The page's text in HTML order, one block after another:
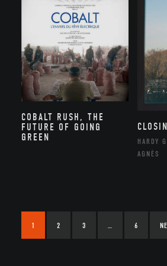
COBALT RUSH, THE
FUTURE OF GOING
GREEN
HARDY
AGNÈS
1 2 3 6